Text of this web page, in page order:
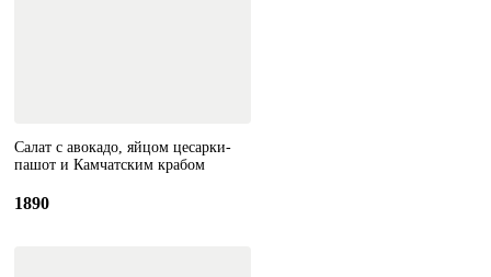
Салат с авокадо, яйцом цесарки-
пашот и Камчатским крабом
1890